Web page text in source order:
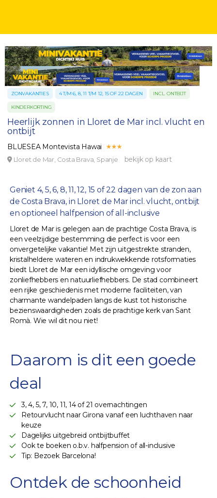
ZONVAKANTIES 4 T/M 6, 8, 11 T/M 12, 15 OF 22 DAGEN INCL. ONTBIJT
KINDERKORTING
Heerlijk zonnen in Lloret de Mar incl. vlucht en
ontbijt
BLUESEA Montevista Hawai
Lloret de Mar, Costa Brava, Spanje bekijk op kaart
Geniet 4, 5, 6, 8, 11, 12, 15 of 22 dagen van de zon aan
de Costa Brava, in Lloret de Mar incl. vlucht, ontbijt
en optioneel halfpension of all-inclusive
Lloret de Mar is gelegen aan de prachtige Costa Brava, is
een veelzijdige bestemming die perfect is voor een
onvergetelijke vakantie! Met zijn uitgestrekte stranden,
kristalheldere wateren en indrukwekkende rotsformaties
biedt Lloret de Mar een idyllische omgeving voor
zonliefhebbers en natuurliefhebbers. De stad combineert
een rijke geschiedenis met moderne faciliteiten, van
charmante wandelpaden langs de kust tot historische
bezienswaardigheden zoals de prachtige kerk van Sant
Romà. Wie wil dit nou niet!
Daarom is dit een goede
deal
3, 4, 5, 7, 10, 11, 14 of 21 overnachtingen
Retourvlucht naar Girona vanaf een luchthaven naar
keuze
Dagelijks uitgebreid ontbijtbuffet
Ook te boeken o.b.v. halfpension of all-inclusive
Tip: Bezoek Barcelona!
Ontdek de schoonheid